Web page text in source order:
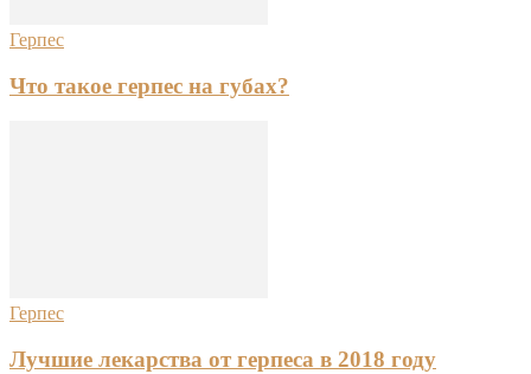
Герпес
Что такое герпес на губах?
Герпес
Лучшие лекарства от герпеса в 2018 году